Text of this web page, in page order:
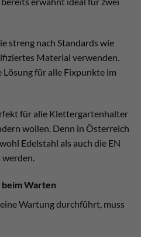
streng nach Standards wie
Material verwenden.
für alle Fixpunkte im
für alle Klettergartenhalter
wollen. Denn in Österreich
Edelstahl als auch die EN
werden.
Warten
Wartung durchführt, muss